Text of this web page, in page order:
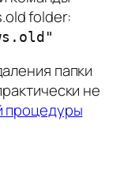
folder:
папки
не
процедуры